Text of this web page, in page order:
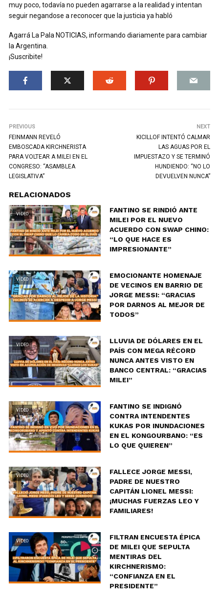
muy poco, todavía no pueden agarrarse a la realidad y intentan
seguir negandose a reconocer que la justicia ya habló
Agarrá La Pala NOTICIAS, informando diariamente para cambiar
la Argentina.
¡Suscribite!
PREVIOUS
FEINMANN REVELÓ
EMBOSCADA KIRCHNERISTA
PARA VOLTEAR A MILEI EN EL
CONGRESO: “ASAMBLEA
LEGISLATIVA”
NEXT
KICILLOF INTENTÓ CALMAR
LAS AGUAS POR EL
IMPUESTAZO Y SE TERMINÓ
HUNDIENDO: “NO LO
DEVUELVEN NUNCA”
RELACIONADOS
VIDEO
FANTINO SE RINDIÓ ANTE
MILEI POR EL NUEVO
ACUERDO CON SWAP CHINO:
“LO QUE HACE ES
IMPRESIONANTE”
VIDEO
EMOCIONANTE HOMENAJE
DE VECINOS EN BARRIO DE
JORGE MESSI: “GRACIAS
POR DARNOS AL MEJOR DE
TODOS”
VIDEO
LLUVIA DE DÓLARES EN EL
PAÍS CON MEGA RÉCORD
NUNCA ANTES VISTO EN
BANCO CENTRAL: “GRACIAS
MILEI”
VIDEO
FANTINO SE INDIGNÓ
CONTRA INTENDENTES
KUKAS POR INUNDACIONES
EN EL KONGOURBANO: “ES
LO QUE QUIEREN”
VIDEO
FALLECE JORGE MESSI,
PADRE DE NUESTRO
CAPITÁN LIONEL MESSI:
¡MUCHAS FUERZAS LEO Y
FAMILIARES!
VIDEO
FILTRAN ENCUESTA ÉPICA
DE MILEI QUE SEPULTA
MENTIRAS DEL
KIRCHNERISMO:
“CONFIANZA EN EL
PRESIDENTE”